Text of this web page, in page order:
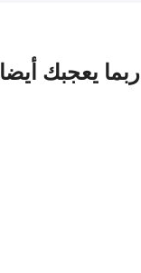
ربما يعجبك أيضا